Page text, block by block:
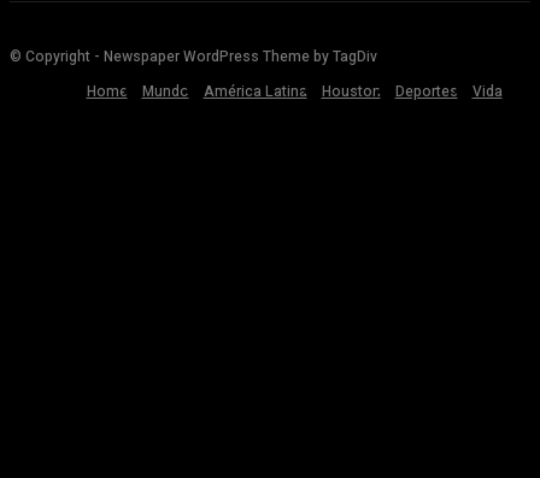
© Copyright - Newspaper WordPress Theme by TagDiv
Home
Mundo América Latina Houston Deportes Vida